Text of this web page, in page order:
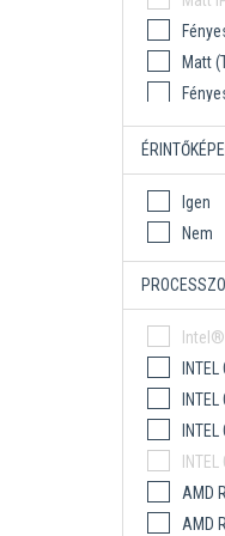
Matt
Matt
Igen
Nem
AMD
AMD